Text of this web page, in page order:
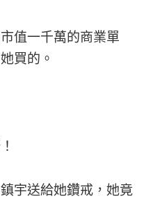
值一千萬的商業單
買的。
宇送給她鑽戒，她竟